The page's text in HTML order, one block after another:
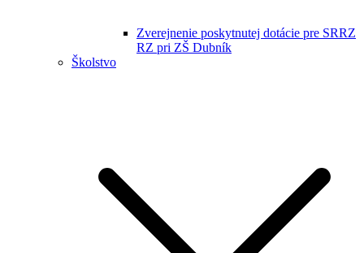
Zverejnenie poskytnutej dotácie pre SRRZ
RZ pri ZŠ Dubník
Školstvo